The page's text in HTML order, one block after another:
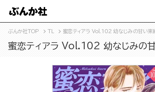
ぶんか社TOP TL 蜜恋ティアラ Vol.102 幼なじみの甘い束
蜜恋ティアラ Vol.102 幼なじみの